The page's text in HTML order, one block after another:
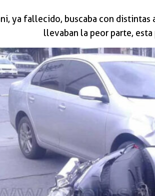
ya fallecido, buscaba con
llevaban la peor parte,